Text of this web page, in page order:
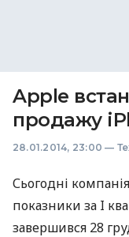
Apple
продажу
28.01.2014, 23:00 —
Сьогодні
показники за I
завершився 28